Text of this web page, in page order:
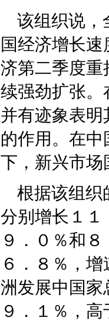
该组织说，
国经济增长
济第二季度重
续强劲扩张。
并有迹象表
的作用。在
下，新兴市场
根据该组织
分别增长１１
９．０％和
６．８％，
洲发展中国家
９．１％，